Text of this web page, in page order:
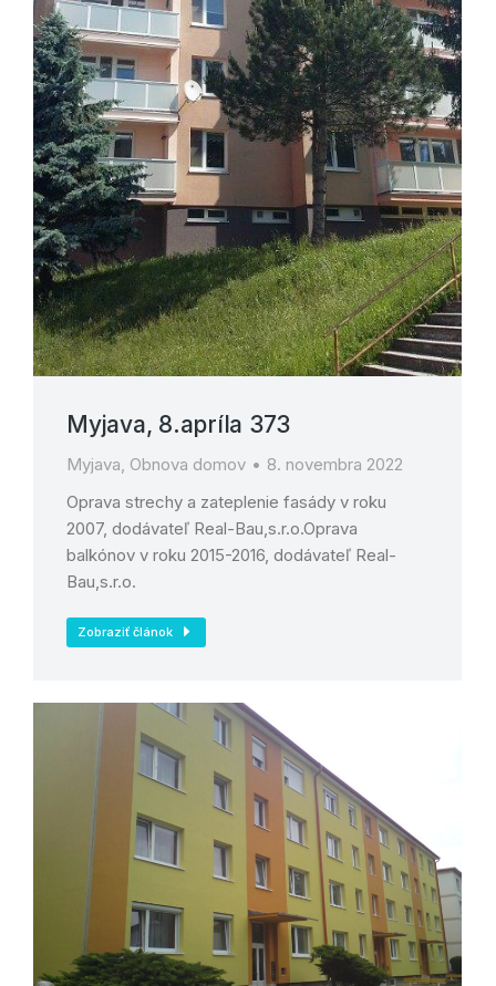
Myjava, 8.apríla 373
Myjava Obnova domov
8. novembra 2022
Oprava strechy a zateplenie fasády v roku
2007, dodávateľ Real-Bau,s.r.o.Oprava
balkónov v roku 2015-2016, dodávateľ Real-
Bau,s.r.o.
Zobraziť článok